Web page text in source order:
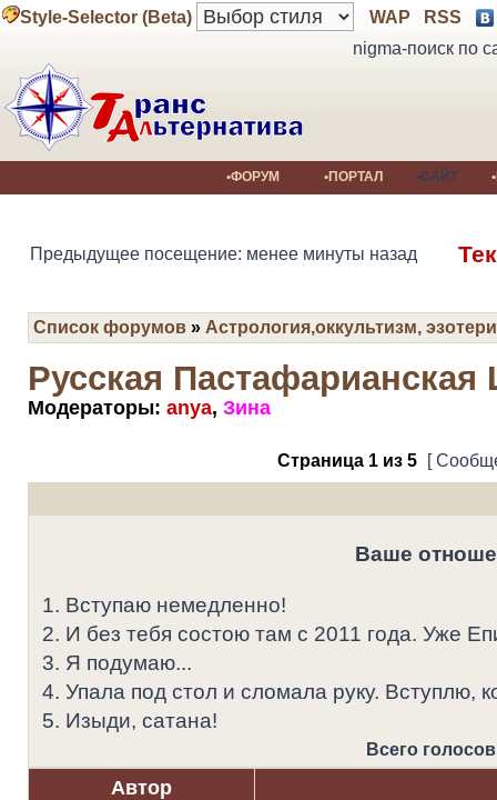
Style-Selector (Beta) WAP
RSS
nigma-поиск по
•ФОРУМ •ПОРТАЛ •САЙТ
Предыдущее посещение: менее минуты назад
Список форумов » Астрология,оккультизм,
Русская Пастафарианская
Модераторы: anya, Зина
Страница 1 из 5 [
Ваше
1. Вступаю немедленно!
2. И без тебя состою там с 2011 года. Уже
3. Я подумаю...
4. Упала под стол и сломала руку. Вступлю,
5. Изыди, сатана!
Всего
Автор